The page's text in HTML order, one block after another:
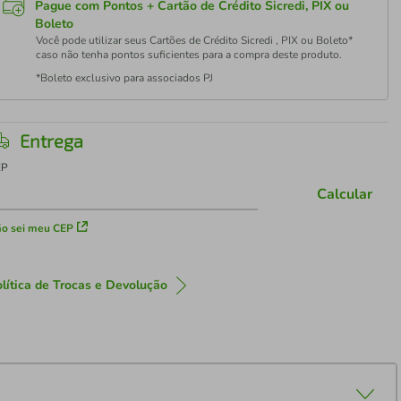
Pague com Pontos + Cartão de Crédito Sicredi, PIX ou
Boleto
Você pode utilizar seus Cartões de Crédito Sicredi , PIX ou Boleto*
caso não tenha pontos suficientes para a compra deste produto.
*Boleto exclusivo para associados PJ
Entrega
sei meu CEP
Calcular
de Trocas e Devolução